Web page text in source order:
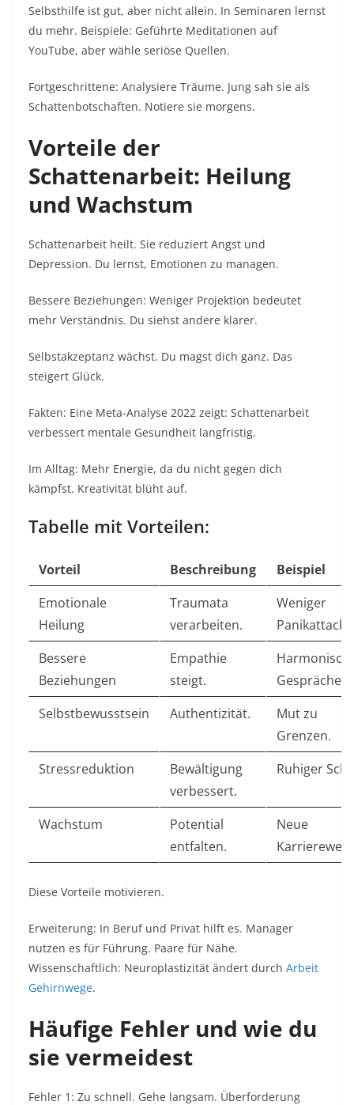
Selbsthilfe ist gut, aber nicht allein. In Seminaren lernst
du mehr. Beispiele: Geführte Meditationen auf
YouTube, aber wähle seriöse Quellen.​
Fortgeschrittene: Analysiere Träume. Jung sah sie als
Schattenbotschaften. Notiere sie morgens.​
Vorteile der
Schattenarbeit: Heilung
und Wachstum
Schattenarbeit heilt. Sie reduziert Angst und
Depression. Du lernst, Emotionen zu managen.​
Bessere Beziehungen: Weniger Projektion bedeutet
mehr Verständnis. Du siehst andere klarer.​
Selbstakzeptanz wächst. Du magst dich ganz. Das
steigert Glück.​
Fakten: Eine Meta-Analyse 2022 zeigt: Schattenarbeit
verbessert mentale Gesundheit langfristig.​
Im Alltag: Mehr Energie, da du nicht gegen dich
kämpfst. Kreativität blüht auf.​
Tabelle mit Vorteilen:
Vorteil Beschreibung
Beispiel
Emotionale
Heilung
Traumata
verarbeiten. ​
Weniger
Bessere
Beziehungen
Empathie
steigt. ​
Gespräche.
Selbstbewusstsein
Authentizität. ​
Mut zu
Grenzen.
Stressreduktion
Bewältigung
verbessert. ​
Ruhiger
Wachstum
Potential
entfalten. ​
Neue
Diese Vorteile motivieren.​
Erweiterung: In Beruf und Privat hilft es. Manager
nutzen es für Führung. Paare für Nähe.
Wissenschaftlich: Neuroplastizität ändert durch Arbeit
Gehirnwege.​
Häufige Fehler und wie du
sie vermeidest
Fehler 1: Zu schnell. Gehe langsam. Überforderung